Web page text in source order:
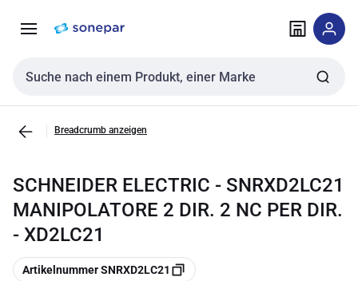
NavigationInhalt
Sucheingabe
Breadcrumb anzeigen
SCHNEIDER ELECTRIC - SNRXD2LC21
MANIPOLATORE 2 DIR. 2 NC PER DIR.
- XD2LC21
Kopieren
Artikelnummer SNRXD2LC21